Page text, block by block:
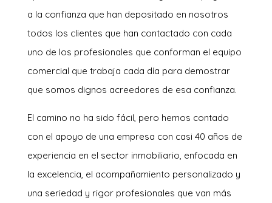
a la confianza que han depositado en nosotros
todos los clientes que han contactado con cada
uno de los profesionales que conforman el equipo
comercial que trabaja cada día para demostrar
que somos dignos acreedores de esa confianza.
El camino no ha sido fácil, pero hemos contado
con el apoyo de una empresa con casi 40 años de
experiencia en el sector inmobiliario, enfocada en
la excelencia, el acompañamiento personalizado y
una seriedad y rigor profesionales que van más